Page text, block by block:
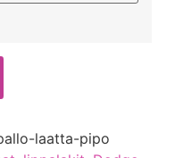
laatta-pipo